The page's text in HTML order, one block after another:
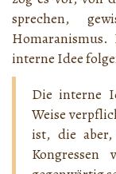
sprechen,
Homaranismus.
interne Idee
Die interne
Weise
ist, die